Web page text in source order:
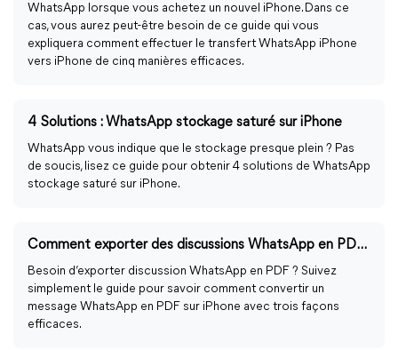
WhatsApp lorsque vous achetez un nouvel iPhone. Dans ce
cas, vous aurez peut-être besoin de ce guide qui vous
expliquera comment effectuer le transfert WhatsApp iPhone
vers iPhone de cinq manières efficaces.
4 Solutions : WhatsApp stockage saturé sur iPhone
WhatsApp vous indique que le stockage presque plein ? Pas
de soucis, lisez ce guide pour obtenir 4 solutions de WhatsApp
stockage saturé sur iPhone.
Comment exporter des discussions WhatsApp en PDF sur iPhone ?
Besoin d’exporter discussion WhatsApp en PDF ? Suivez
simplement le guide pour savoir comment convertir un
message WhatsApp en PDF sur iPhone avec trois façons
efficaces.